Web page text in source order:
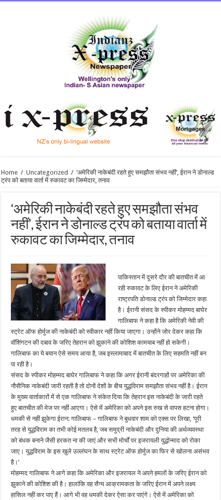
Home / Uncategorized / ‘अमेरिकी नाकेबंदी रहते हुए समझौता संभव नहीं’, ईरान ने डोनाल्ड
ट्रंप को बताया वार्ता में रुकावट का जिम्मेदार, तनाव
‘अमेरिकी नाकेबंदी रहते हुए समझौता संभव
नहीं’, ईरान ने डोनाल्ड ट्रंप को बताया वार्ता में
रुकावट का जिम्मेदार, तनाव
पाकिस्तान में दूसरे दौर की बातचीत में आ
रही रुकावट के लिए ईरान ने अमेरिकी
राष्ट्रपति डोनाल्ड ट्रंप को जिम्मेदार कहा
है। ईरानी संसद के स्पीकर मोहम्मद बाघेर
गालिबाफ ने कहा है कि अमेरिकी नेवी की
स्ट्रेट ऑफ होर्मुज की नाकेबंदी को स्वीकार नहीं किया जाएगा। उन्होंने जोर देकर कहा कि
वॉशिंगटन की दबाव के जरिए तेहरान को झुकाने की कोशिश कामयाब नहीं हो सकेगी।
गालिबाफ का ये बयान ऐसे समय आया है, जब इस्लामाबाद में बातचीत के लिए सहमति नहीं बन
पा रही है।
संसद के स्पीकर मोहम्मद बाघेर गालिबाफ ने कहा कि अगर ईरानी बंदरगाहों पर अमेरिका की
नौसैनिक नाकेबंदी जारी रहती है तो दोनों देशों के बीच युद्धविराम समझौता संभव नहीं है। ईरान
के मुख्य वार्ताकारों में से एक गालिबाफ ने संकेत दिया कि तेहरान इस नाकेबंदी के जारी रहते
हुए बातचीत की मेज पर नहीं आएगा। ऐसे में अमेरिका को अपने इस रुख से वापस हटना होगा।
धमकी से नहीं झुकेगा ईरान: गालिबाफ – गालिबाफ ने बुधवार शाम को एक्स पर लिखा, ‘पूरी
तरह से युद्धविराम का तभी कोई मतलब है, जब समुद्री नाकेबंदी और दुनिया की अर्थव्यवस्था
को बंधक बनाने जैसी हरकत ना की जाएं और सभी मोर्चों पर इजरायली युद्धोन्माद को रोका
जाए। युद्धविराम के इस खुले उल्लंघन के साथ स्ट्रेट ऑफ होर्मुज का फिर से खोलना असंभव
है।’
मोहम्मद गालिबाफ ने आगे कहा कि अमेरिका और इजरायल ने अपने हमलों के जरिए ईरान को
झुकाने की कोशिश की है। हालांकि वह सैन्य आक्रामकता के जरिए ईरान में अपने लक्ष्य
हासिल नहीं कर पाए हैं। आगे भी वह धमकी देकर ऐसा कर पाएंगे। ऐसे में अमेरिका को